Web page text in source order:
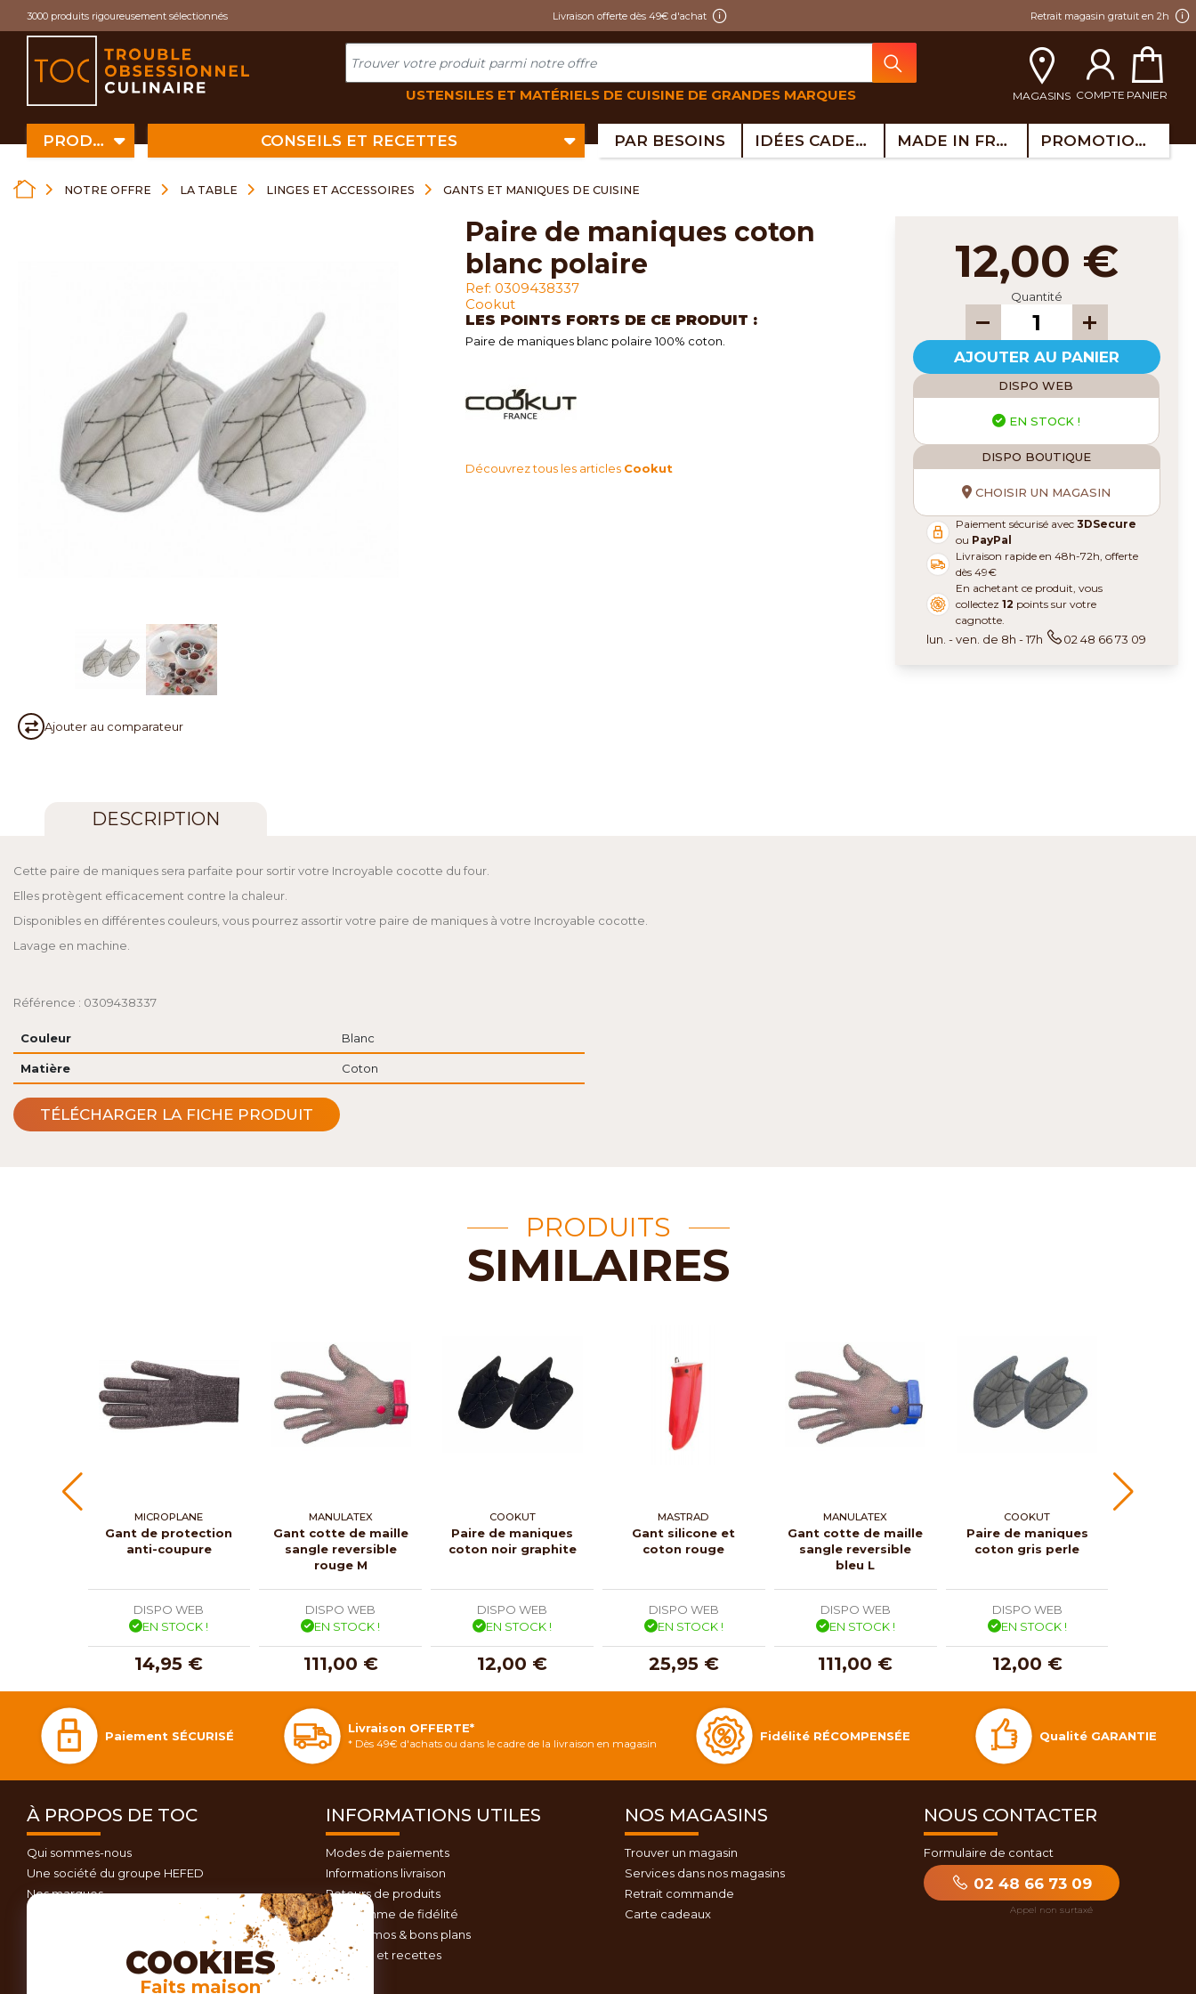
3000 produits rigoureusement sélectionnés Livraison offerte dès 49€ d'achat Retrait magasin gratuit en 2h
USTENSILES ET MATÉRIELS DE CUISINE DE GRANDES MARQUES MAGASINS COMPTE PANIER
PRODUITS CONSEILS ET RECETTES PAR BESOINS IDÉES CADEAUX MADE IN FRANCE PROMOTIONS
NOTRE OFFRE LA TABLE LINGES ET ACCESSOIRES GANTS ET MANIQUES DE CUISINE
Ajouter au comparateur
paire de maniques coton
blanc polaire
Ref: 0309438337
Cookut
LES POINTS FORTS DE CE PRODUIT :
Paire de maniques blanc polaire 100% coton.
Découvrez tous les articles Cookut
12,00 €
Quantité
AJOUTER AU PANIER
DISPO WEB
EN STOCK !
DISPO BOUTIQUE
CHOISIR UN MAGASIN
Paiement sécurisé avec3DSecure
ou PayPal
Livraison rapide en 48h-72h, offerte
dès 49€
En achetant ce produit, vous
collectez12 points sur votre
cagnotte.
lun. - ven. de 8h - 17h 02 48 66 73 09
DESCRIPTION
Cette paire de maniques sera parfaite pour sortir votre Incroyable cocotte du four.
Elles protègent efficacement contre la chaleur.
Disponibles en différentes couleurs, vous pourrez assortir votre paire de maniques à votre Incroyable cocotte.
Lavage en machine.
Référence : 0309438337
Couleur Blanc
Matière Coton
TÉLÉCHARGER LA FICHE PRODUIT
PRODUITS
SIMILAIRES
MICROPLANE
Gant de protection
anti-coupure
DISPO WEB
EN STOCK !
14,95 €
MANULATEX
Gant cotte de maille
sangle reversible
rouge M
DISPO WEB
EN STOCK !
111,00 €
COOKUT
Paire de maniques
coton noir graphite
DISPO WEB
EN STOCK !
12,00 €
MASTRAD
Gant silicone et
coton rouge
DISPO WEB
EN STOCK !
25,95 €
MANULATEX
Gant cotte de maille
sangle reversible
bleu L
DISPO WEB
EN STOCK !
111,00 €
COOKUT
Paire de maniques
coton gris perle
DISPO WEB
EN STOCK !
12,00 €
Paiement SÉCURISÉ
Livraison OFFERTE*
* Dès 49€ d'achats ou dans le cadre de la livraison en magasin
Fidélité RÉCOMPENSÉE Qualité GARANTIE
À PROPOS DE TOC
Qui sommes-nous
Une société du groupe HEFED
Nos marques
INFORMATIONS UTILES
Modes de paiements
Informations livraison
Retours de produits
Programme de fidélité
Nos promos & bons plans
Conseils et recettes
NOS MAGASINS
Trouver un magasin
Services dans nos magasins
Retrait commande
Carte cadeaux
NOUS CONTACTER
Formulaire de contact
02 48 66 73 09
COOKIES
Faits maison